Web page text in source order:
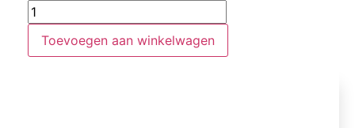
Toevoegen aan winkelwagen